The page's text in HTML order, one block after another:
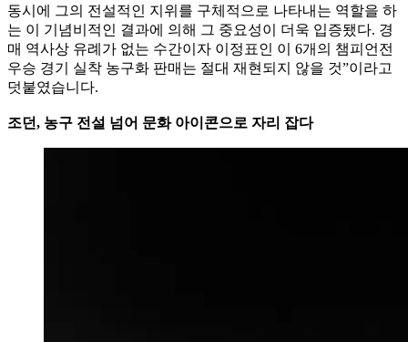
동시에 그의 전설적인 지위를 구체적으로 나타내는 역할을 하
는 이 기념비적인 결과에 의해 그 중요성이 더욱 입증됐다. 경
매 역사상 유례가 없는 수간이자 이정표인 이 6개의 챔피언전
우승 경기 실착 농구화 판매는 절대 재현되지 않을 것”이라고
덧붙였습니다.
조던, 농구 전설 넘어 문화 아이콘으로 자리 잡다